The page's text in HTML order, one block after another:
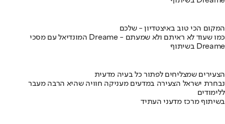
המקום הכי טוב באיצטדיון - שלכם
המונדיאל עם מסכי Dreame - כמו שעוד לא ראיתם ולא שמעתם
בשיתוף Dreame
הצעירים שמצליחים לפתור כל בעיה מדעית
נבחרת ישראל הצעירה במדעים מעניקה חוויה שהיא הרבה מעבר
ללימודים
בשיתוף מרכז מדעני העתיד